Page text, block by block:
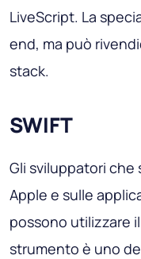
LiveScript. La
end, ma può
stack.
SWIFT
Gli sviluppatori
Apple e sulle
possono utilizzare
strumento è uno